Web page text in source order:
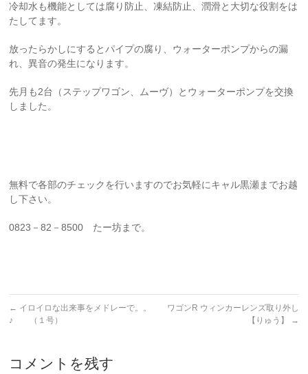
冷却水も機能としては腐り防止、凍結防止、潤滑と大切な役割をは
たしてます。
放ったらかしにするとパイプの腐り、ウォーターポンプからの漏
れ、異音の発生になります。
先月も2台（ステップワゴン、ムーヴ）とウォーターポンプを交換
しました。
無料で各部のチェックを行いますのでお気軽にキャル黒瀬までお越
し下さい。
0823－82－8500 たー坊まで。
← イロイロな出来事をメドレーで。。
♪ （１号）
ワゴンR ウィンカーレンズ取り外し
【りゅう】
→
コメントを残す